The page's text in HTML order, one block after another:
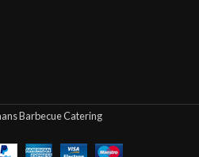
Barbecue Catering